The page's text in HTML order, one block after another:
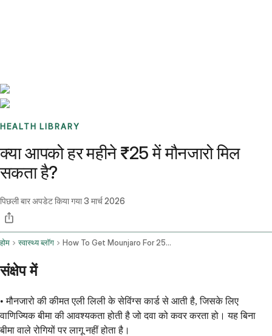
HEALTH LIBRARY
क्या आपको हर महीने ₹25 में मौनजारो मिल
सकता है?
पिछली बार अपडेट किया गया3 मार्च 2026
होम स्वास्थ्य ब्लॉग How To Get Mounjaro For 25 Without Insurance
संक्षेप में
• मौनजारो की कीमत एली लिली के सेविंग्स कार्ड से आती है, जिसके लिए
वाणिज्यिक बीमा की आवश्यकता होती है जो दवा को कवर करता हो। यह बिना
बीमा वाले रोगियों पर लागू नहीं होता है।